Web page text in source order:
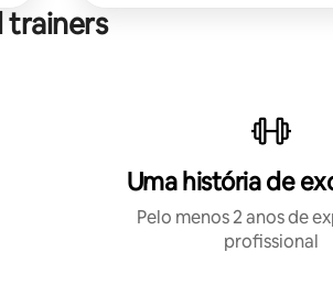
trainers
Uma história de
Pelo menos 2 anos de
profissional